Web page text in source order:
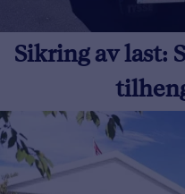
Sikring av last: